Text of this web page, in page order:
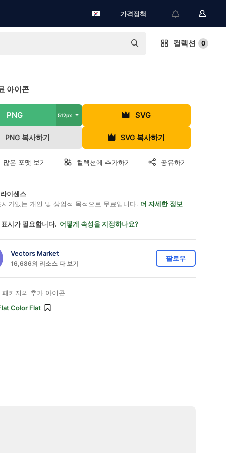
가격정책
컬렉션 0
아이콘
PNG 512px SVG
PNG 복사하기 SVG 복사하기
많은 포맷 보기 컬렉션에 추가하기 공유하기
이센스
가있는 개인 및 상업적 목적으로 무료입니다. 더 자세한 정보
시가 필요합니다. 어떻게 속성을 지정하나요?
Vectors Market
16,686의 리소스 다 보기
팔로우
패키지의 추가 아이콘
Color Flat